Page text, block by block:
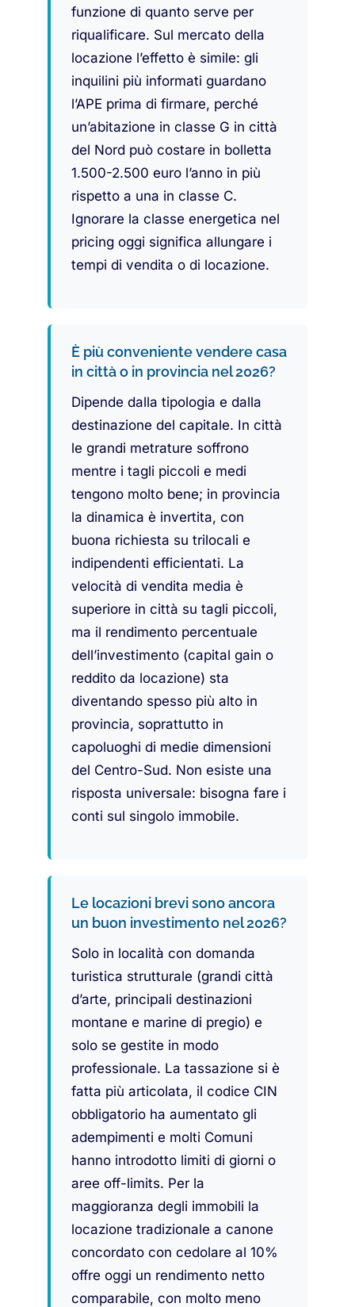
funzione di quanto serve per
riqualificare. Sul mercato della
locazione l’effetto è simile: gli
inquilini più informati guardano
l’APE prima di firmare, perché
un’abitazione in classe G in città
del Nord può costare in bolletta
1.500-2.500 euro l’anno in più
rispetto a una in classe C.
Ignorare la classe energetica nel
pricing oggi significa allungare i
tempi di vendita o di locazione.
È più conveniente vendere casa
in città o in provincia nel 2026?
Dipende dalla tipologia e dalla
destinazione del capitale. In città
le grandi metrature soffrono
mentre i tagli piccoli e medi
tengono molto bene; in provincia
la dinamica è invertita, con
buona richiesta su trilocali e
indipendenti efficientati. La
velocità di vendita media è
superiore in città su tagli piccoli,
ma il rendimento percentuale
dell’investimento (capital gain o
reddito da locazione) sta
diventando spesso più alto in
provincia, soprattutto in
capoluoghi di medie dimensioni
del Centro-Sud. Non esiste una
risposta universale: bisogna fare i
conti sul singolo immobile.
Le locazioni brevi sono ancora
un buon investimento nel 2026?
Solo in località con domanda
turistica strutturale (grandi città
d’arte, principali destinazioni
montane e marine di pregio) e
solo se gestite in modo
professionale. La tassazione si è
fatta più articolata, il codice CIN
obbligatorio ha aumentato gli
adempimenti e molti Comuni
hanno introdotto limiti di giorni o
aree off-limits. Per la
maggioranza degli immobili la
locazione tradizionale a canone
concordato con cedolare al 10%
offre oggi un rendimento netto
comparabile, con molto meno